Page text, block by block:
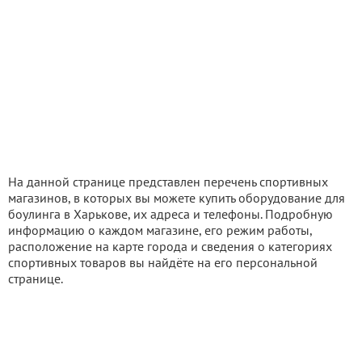
На данной странице представлен перечень спортивных
магазинов, в которых вы можете купить оборудование для
боулинга в Харькове, их адреса и телефоны. Подробную
информацию о каждом магазине, его режим работы,
расположение на карте города и сведения о категориях
спортивных товаров вы найдёте на его персональной
странице.